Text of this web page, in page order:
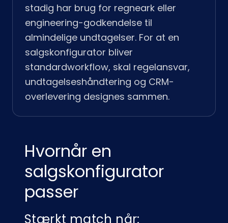
stadig har brug for regneark eller
engineering-godkendelse til
almindelige undtagelser. For at en
salgskonfigurator bliver
standardworkflow, skal regelansvar,
undtagelseshåndtering og CRM-
overlevering designes sammen.
Hvornår en
salgskonfigurator
passer
Stærkt match når: